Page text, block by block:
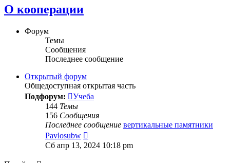
О кооперации
Форум
Темы
Сообщения
Последнее сообщение
Открытый форум
Общедоступная открытая часть
Подфорум:
Учеба
144 Темы
156 Сообщения
Последнее сообщение вертикальные памятники
Pavlosubw
к
последнему
Сб апр 13, 2024 10:18 pm